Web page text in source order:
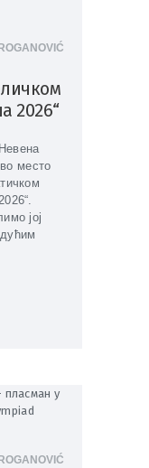
2026“
место
јој